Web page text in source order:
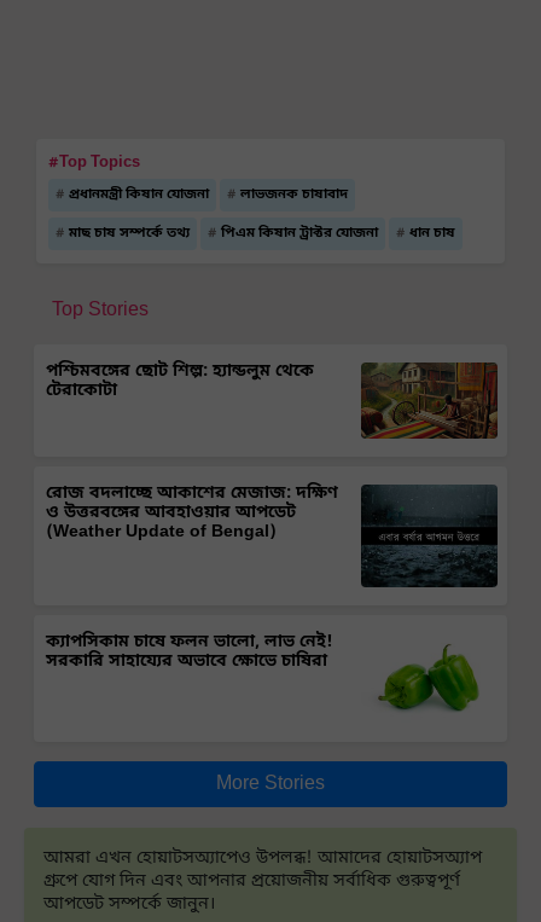
#Top Topics
প্রধানমন্ত্রী কিষান যোজনা লাভজনক চাষাবাদ
মাছ চাষ সম্পর্কে তথ্য পিএম কিষান ট্রাক্টর যোজনা ধান চাষ
Top Stories
পশ্চিমবঙ্গের ছোট শিল্প: হ্যান্ডলুম থেকে
টেরাকোটা
রোজ বদলাচ্ছে আকাশের মেজাজ: দক্ষিণ
ও উত্তরবঙ্গের আবহাওয়ার আপডেট
(Weather Update of Bengal)
ক্যাপসিকাম চাষে ফলন ভালো, লাভ নেই!
সরকারি সাহায্যের অভাবে ক্ষোভে চাষিরা
More Stories
আমরা এখন হোয়াটসঅ্যাপেও উপলব্ধ! আমাদের হোয়াটসঅ্যাপ
গ্রুপে যোগ দিন এবং আপনার প্রয়োজনীয় সর্বাধিক গুরুত্বপূর্ণ
আপডেট সম্পর্কে জানুন।